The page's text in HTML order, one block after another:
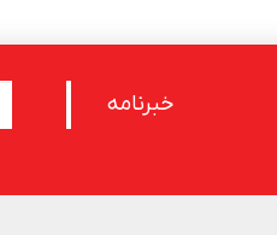
خبرنامه